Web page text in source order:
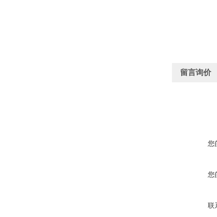
留言询价
您
您
联